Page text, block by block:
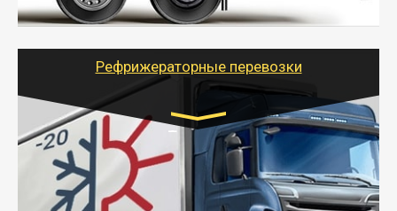
- Тайгер Логистик организует доставку
крупногабаритных и личных вещей по нужному
для погрузочно-разгрузочных работ при перевозке.
Рефрижераторные перевозки
Транспорт:
Газель (1,5 и 3 тонны), Бычок, Еврофура от 5 до
10 тонн
от 6000 руб.